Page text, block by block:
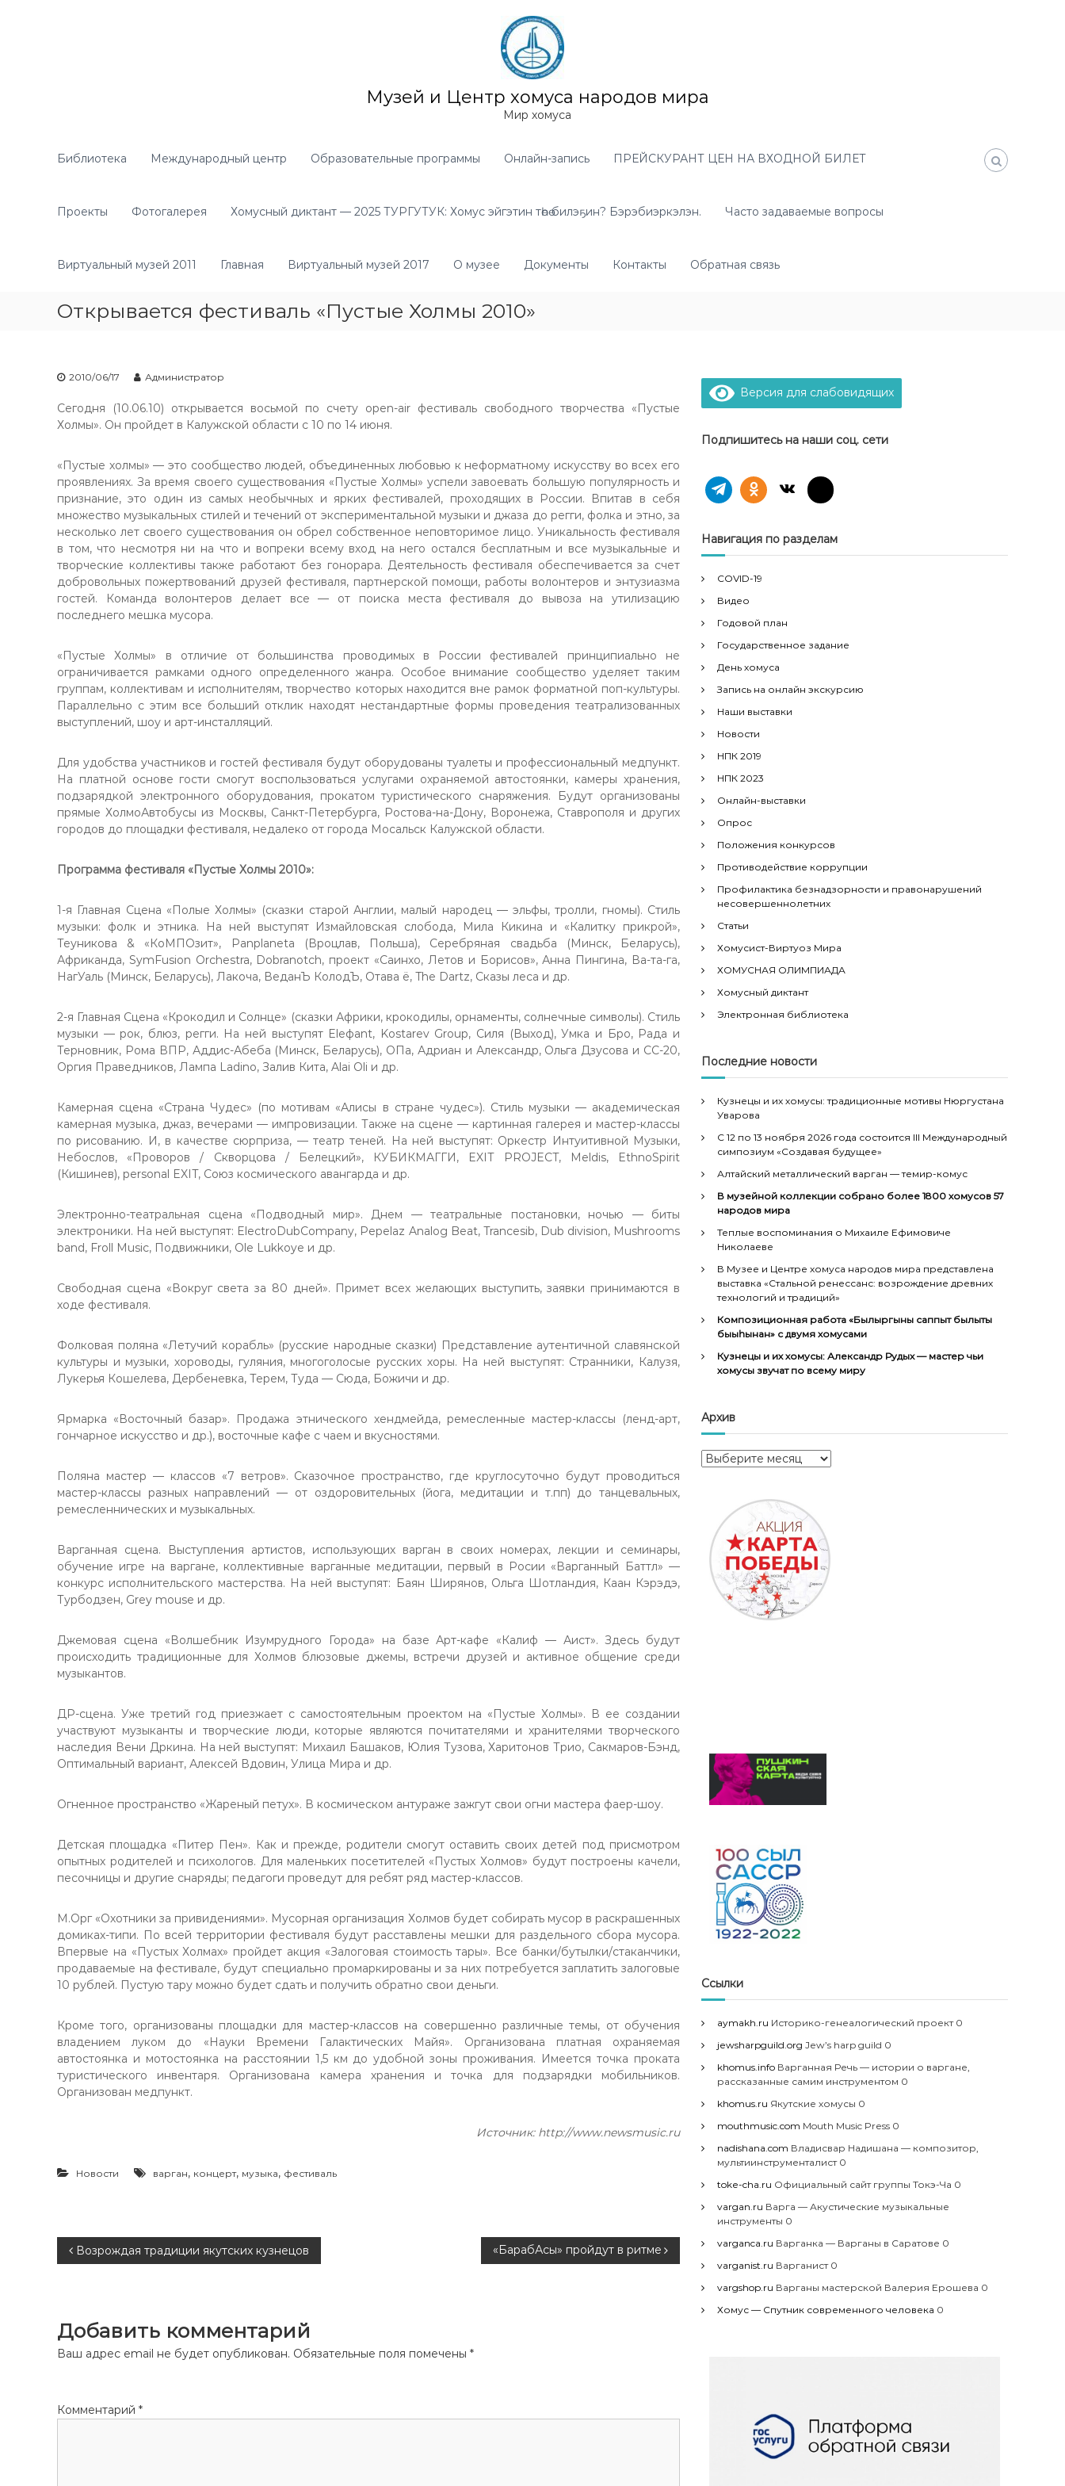
Музей и Центр хомуса народов мира
Мир хомуса
Библиотека Международный центр Образовательные программы Онлайн-запись ПРЕЙСКУРАНТ ЦЕН НА ВХОДНОЙ БИЛЕТ
Проекты Фотогалерея Хомусный диктант — 2025 ТУРГУТУК: Хомус эйгэтин төһө билэҕин? Бэрэбиэркэлэн. Часто задаваемые вопросы
Виртуальный музей 2011 Главная Виртуальный музей 2017 О музее Документы Контакты Обратная связь
Открывается фестиваль «Пустые Холмы 2010»
2010/06/17 Администратор
Сегодня (10.06.10) открывается восьмой по счету open-air фестиваль свободного творчества «Пустые
Холмы». Он пройдет в Калужской области с 10 по 14 июня.
«Пустые холмы» — это сообщество людей, объединенных любовью к неформатному искусству во всех его
проявлениях. За время своего существования «Пустые Холмы» успели завоевать большую популярность и
признание, это один из самых необычных и ярких фестивалей, проходящих в России. Впитав в себя
множество музыкальных стилей и течений от экспериментальной музыки и джаза до регги, фолка и этно, за
несколько лет своего существования он обрел собственное неповторимое лицо. Уникальность фестиваля
в том, что несмотря ни на что и вопреки всему вход на него остался бесплатным и все музыкальные и
творческие коллективы также работают без гонорара. Деятельность фестиваля обеспечивается за счет
добровольных пожертвований друзей фестиваля, партнерской помощи, работы волонтеров и энтузиазма
гостей. Команда волонтеров делает все — от поиска места фестиваля до вывоза на утилизацию
последнего мешка мусора.
«Пустые Холмы» в отличие от большинства проводимых в России фестивалей принципиально не
ограничивается рамками одного определенного жанра. Особое внимание сообщество уделяет таким
группам, коллективам и исполнителям, творчество которых находится вне рамок форматной поп-культуры.
Параллельно с этим все больший отклик находят нестандартные формы проведения театрализованных
выступлений, шоу и арт-инсталляций.
Для удобства участников и гостей фестиваля будут оборудованы туалеты и профессиональный медпункт.
На платной основе гости смогут воспользоваться услугами охраняемой автостоянки, камеры хранения,
подзарядкой электронного оборудования, прокатом туристического снаряжения. Будут организованы
прямые ХолмоАвтобусы из Москвы, Санкт-Петербурга, Ростова-на-Дону, Воронежа, Ставрополя и других
городов до площадки фестиваля, недалеко от города Мосальск Калужской области.
Программа фестиваля «Пустые Холмы 2010»:
1-я Главная Сцена «Полые Холмы» (сказки старой Англии, малый народец — эльфы, тролли, гномы). Стиль
музыки: фолк и этника. На ней выступят Измайловская слобода, Мила Кикина и «Калитку прикрой»,
Теуникова & «КоМПОзит», Panplaneta (Вроцлав, Польша), Серебряная свадьба (Минск, Беларусь),
Африканда, SymFusion Orchestra, Dobranotch, проект «Саинхо, Летов и Борисов», Анна Пингина, Ва-та-га,
НагУаль (Минск, Беларусь), Лакоча, ВеданЪ КолодЪ, Отава ё, The Dartz, Сказы леса и др.
2-я Главная Сцена «Крокодил и Солнце» (сказки Африки, крокодилы, орнаменты, солнечные символы). Стиль
музыки — рок, блюз, регги. На ней выступят Eleфant, Kostarev Group, Силя (Выход), Умка и Бро, Рада и
Терновник, Рома ВПР, Аддис-Абеба (Минск, Беларусь), ОПа, Адриан и Александр, Ольга Дзусова и СС-20,
Оргия Праведников, Лампа Ladino, Залив Кита, Alai Oli и др.
Камерная сцена «Страна Чудес» (по мотивам «Алисы в стране чудес»). Стиль музыки — академическая
камерная музыка, джаз, вечерами — импровизации. Также на сцене — картинная галерея и мастер-классы
по рисованию. И, в качестве сюрприза, — театр теней. На ней выступят: Оркестр Интуитивной Музыки,
Небослов, «Проворов / Скворцова / Белецкий», КУБИКМАГГИ, EXIT PROJECT, Meldis, EthnoSpirit
(Кишинев), personal EXIT, Союз космического авангарда и др.
Электронно-театральная сцена «Подводный мир». Днем — театральные постановки, ночью — биты
электроники. На ней выступят: ElectroDubCompany, Pepelaz Analog Beat, Trancesib, Dub division, Mushrooms
band, Froll Music, Подвижники, Ole Lukkoye и др.
Свободная сцена «Вокруг света за 80 дней». Примет всех желающих выступить, заявки принимаются в
ходе фестиваля.
Фолковая поляна «Летучий корабль» (русские народные сказки) Представление аутентичной славянской
культуры и музыки, хороводы, гуляния, многоголосые русских хоры. На ней выступят: Странники, Калузя,
Лукерья Кошелева, Дербеневка, Терем, Туда — Сюда, Божичи и др.
Ярмарка «Восточный базар». Продажа этнического хендмейда, ремесленные мастер-классы (ленд-арт,
гончарное искусство и др.), восточные кафе с чаем и вкусностями.
Поляна мастер — классов «7 ветров». Сказочное пространство, где круглосуточно будут проводиться
мастер-классы разных направлений — от оздоровительных (йога, медитации и т.пп) до танцевальных,
ремесленнических и музыкальных.
Варганная сцена. Выступления артистов, использующих варган в своих номерах, лекции и семинары,
обучение игре на варгане, коллективные варганные медитации, первый в Росии «Варганный Баттл» —
конкурс исполнительского мастерства. На ней выступят: Баян Ширянов, Ольга Шотландия, Каан Кэрэдэ,
Турбодзен, Grey mouse и др.
Джемовая сцена «Волшебник Изумрудного Города» на базе Арт-кафе «Калиф — Аист». Здесь будут
происходить традиционные для Холмов блюзовые джемы, встречи друзей и активное общение среди
музыкантов.
ДР-сцена. Уже третий год приезжает с самостоятельным проектом на «Пустые Холмы». В ее создании
участвуют музыканты и творческие люди, которые являются почитателями и хранителями творческого
наследия Вени Дркина. На ней выступят: Михаил Башаков, Юлия Тузова, Харитонов Трио, Сакмаров-Бэнд,
Оптимальный вариант, Алексей Вдовин, Улица Мира и др.
Огненное пространство «Жареный петух». В космическом антураже зажгут свои огни мастера фаер-шоу.
Детская площадка «Питер Пен». Как и прежде, родители смогут оставить своих детей под присмотром
опытных родителей и психологов. Для маленьких посетителей «Пустых Холмов» будут построены качели,
песочницы и другие снаряды; педагоги проведут для ребят ряд мастер-классов.
М.Орг «Охотники за привидениями». Мусорная организация Холмов будет собирать мусор в раскрашенных
домиках-типи. По всей территории фестиваля будут расставлены мешки для раздельного сбора мусора.
Впервые на «Пустых Холмах» пройдет акция «Залоговая стоимость тары». Все банки/бутылки/стаканчики,
продаваемые на фестивале, будут специально промаркированы и за них потребуется заплатить залоговые
10 рублей. Пустую тару можно будет сдать и получить обратно свои деньги.
Кроме того, организованы площадки для мастер-классов на совершенно различные темы, от обучения
владением луком до «Науки Времени Галактических Майя». Организована платная охраняемая
автостоянка и мотостоянка на расстоянии 1,5 км до удобной зоны проживания. Имеется точка проката
туристического инвентаря. Организована камера хранения и точка для подзарядки мобильников.
Организован медпункт.
Источник: http://www.newsmusic.ru
Новости варган, концерт, музыка, фестиваль
Н
в
и
Возрождая традиции якутских кузнецов «БарабАсы» пройдут в ритме
Добавить комментарий
Ваш адрес email не будет опубликован. Обязательные поля помечены *
Комментарий *
Версия для слабовидящих
Подпишитесь на наши соц. сети
Навигация по разделам
COVID-19
Видео
Годовой план
Государственное задание
День хомуса
Запись на онлайн экскурсию
Наши выставки
Новости
НПК 2019
НПК 2023
Онлайн-выставки
Опрос
Положения конкурсов
Противодействие коррупции
Профилактика безнадзорности и правонарушений
несовершеннолетних
Статьи
Хомусист-Виртуоз Мира
ХОМУСНАЯ ОЛИМПИАДА
Хомусный диктант
Электронная библиотека
Последние новости
Кузнецы и их хомусы: традиционные мотивы Нюргустана
Уварова
С 12 по 13 ноября 2026 года состоится III Международный
симпозиум «Создавая будущее»
Алтайский металлический варган — темир-комус
В музейной коллекции собрано более 1800 хомусов 57
народов мира
Теплые воспоминания о Михаиле Ефимовиче
Николаеве
В Музее и Центре хомуса народов мира представлена
выставка «Стальной ренессанс: возрождение древних
технологий и традиций»
Композиционная работа «Былыргыны саппыт былыты
быыһынан» с двумя хомусами
Кузнецы и их хомусы: Александр Рудых — мастер чьи
хомусы звучат по всему миру
Архив
А
Ссылки
aymakh.ru Историко-генеалогический проект 0
jewsharpguild.org Jew’s harp guild 0
khomus.info Варганная Речь — истории о варгане,
рассказанные самим инструментом 0
khomus.ru Якутские хомусы 0
mouthmusic.com Mouth Music Press 0
nadishana.com Владисвар Надишана — композитор,
мультиинструменталист 0
toke-cha.ru Официальный сайт группы Токэ-Ча 0
vargan.ru Варга — Акустические музыкальные
инструменты 0
varganca.ru Варганка — Варганы в Саратове 0
varganist.ru Варганист 0
vargshop.ru Варганы мастерской Валерия Ерошева 0
Хомус — Спутник современного человека 0